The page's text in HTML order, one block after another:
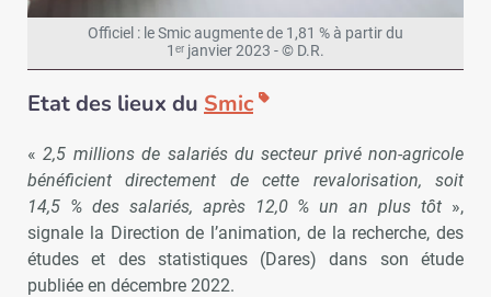
Officiel : le Smic augmente de 1,81 % à partir du
1ᵉʳ janvier 2023 - © D.R.
Etat des lieux du Smic
«2,5 millions de salariés du secteur privé non-agricole
bénéficient directement de cette revalorisation, soit
14,5 % des salariés, après 12,0 % un an plus tôt »,
signale la Direction de l’animation, de la recherche, des
études et des statistiques (Dares) dans son étude
publiée en décembre 2022.